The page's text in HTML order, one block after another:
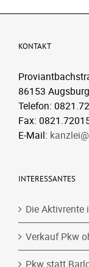
KONTAKT
86153 Augsburg
Telefon:
Fax:
E-Mail:
INTERESSANTES
Die Aktivrente
Verkauf Pkw
Pkw statt